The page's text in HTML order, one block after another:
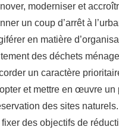
moderniser et
un coup d’arrêt à
en matière
des déchets
un caractère
et mettre en œuvre un
des sites naturels.
fixer des objectifs de